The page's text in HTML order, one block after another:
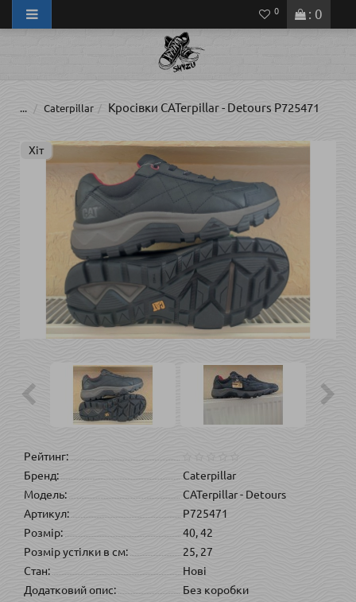
: 0
0
... Caterpillar Кросівки CATerpillar - Detours P725471
Хіт
Рейтинг:
Бренд:
Caterpillar
Модель:
CATerpillar - Detours
Артикул:
P725471
Розмір:
40, 42
Розмір устілки в см:
25, 27
Стан:
Нові
Додатковий опис:
Без коробки